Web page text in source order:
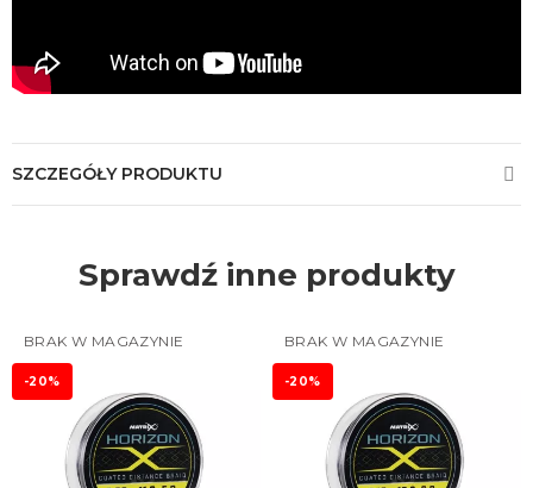
SZCZEGÓŁY PRODUKTU
Sprawdź inne produkty
BRAK W MAGAZYNIE
-20%
BRAK W MAGAZYNIE
-20%